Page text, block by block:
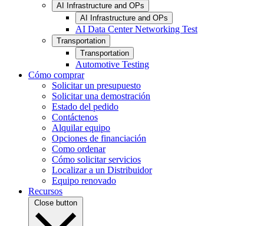
AI Infrastructure and OPs
AI Infrastructure and OPs
AI Data Center Networking Test
Transportation
Transportation
Automotive Testing
Cómo comprar
Solicitar un presupuesto
Solicitar una demostración
Estado del pedido
Contáctenos
Alquilar equipo
Opciones de financiación
Como ordenar
Cómo solicitar servicios
Localizar a un Distribuidor
Equipo renovado
Recursos
Close button